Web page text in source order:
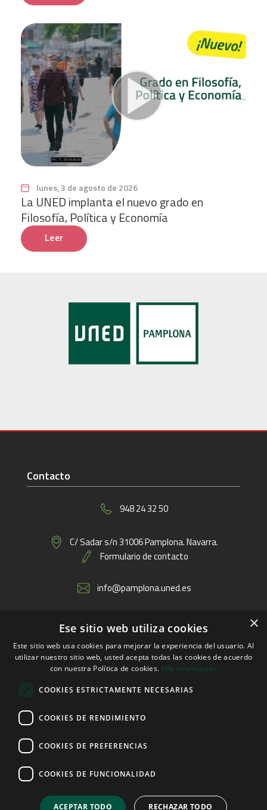
lunes, 3 de agosto de 2026
La UNED implanta el nuevo grado en
Filosofía, Política y Economía
Leer
Contacto
948 24 32 50
C/ Sadar s/n 31006 Pamplona. Navarra.
Formulario de contacto
info@pamplona.uned.es
Enlaces
Aviso legalPolítica de privacidadPolítica de cookies
×
Ese sitio web utiliza cookies
Este sitio web usa cookies para mejorar la experiencia del usuario. Al
utilizar nuestro sitio web, usted acepta todas las cookies de acuerdo
con nuestra Política de cookies. Más información
COOKIES ESTRICTAMENTE NECESARIAS
COOKIES DE RENDIMIENTO
COOKIES DE PREFERENCIAS
COOKIES DE FUNCIONALIDAD
ACEPTAR TODO RECHAZAR TODO